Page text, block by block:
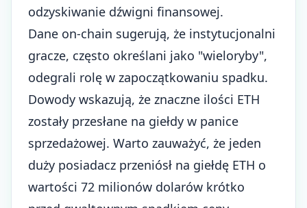
odzyskiwanie dźwigni finansowej.
Dane on-chain sugerują, że instytucjonalni
gracze, często określani jako "wieloryby",
odegrali rolę w zapoczątkowaniu spadku.
Dowody wskazują, że znaczne ilości ETH
zostały przesłane na giełdy w panice
sprzedażowej. Warto zauważyć, że jeden
duży posiadacz przeniósł na giełdę ETH o
wartości 72 milionów dolarów krótko